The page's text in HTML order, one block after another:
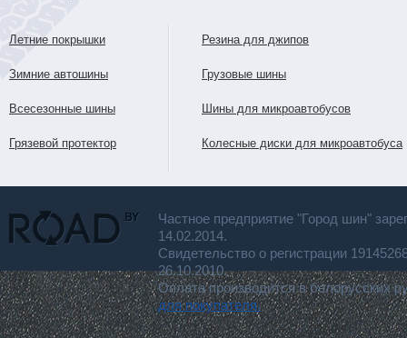
Летние покрышки
Зимние автошины
Всесезонные шины
Грязевой протектор
Резина для джипов
Грузовые шины
Шины для микроавтобусов
Колесные диски для микроавтобуса
Частное предприятие "Город шин"
14.02.2014.
Свидетельство о регистрации
26.10.2010.
Оплата производится в белорусских
для покупателя.